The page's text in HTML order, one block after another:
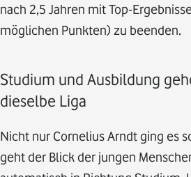
nach 2,5 Jahren mit Top-
möglichen Punkten) zu beenden.
Studium und Ausbildung
dieselbe Liga
Nicht nur Cornelius Arndt ging es
geht der Blick der jungen